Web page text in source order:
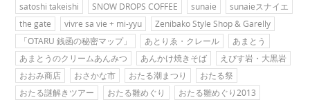
satoshi takeishi
SNOW DROPS COFFEE sunaie
sunaieスナイエ
the gate
vivre sa vie + mi-yyu
Zenibako Style Shop & Garelly
「OTARU 銭函の秘密マップ」
あとりゑ・クレール
あまとう
あまとうのクリームあんみつ
あんかけ焼きそば
えびす岩・大黒岩
おおみ商店
おさかな市 おたる潮まつり
おたる祭
おたる謎解きツアー
おたる雛めぐり
おたる雛めぐり2013